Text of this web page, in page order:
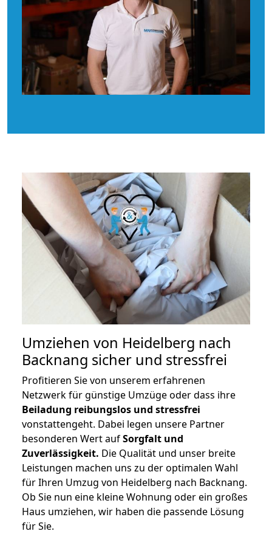
Umziehen von Heidelberg nach
Backnang sicher und stressfrei
Profitieren Sie von unserem erfahrenen
Netzwerk für günstige Umzüge oder dass ihre
Beiladung reibungslos und stressfrei
vonstattengeht. Dabei legen unsere Partner
besonderen Wert aufSorgfalt und
Zuverlässigkeit. Die Qualität und unser breite
Leistungen machen uns zu der optimalen Wahl
für Ihren Umzug von Heidelberg nach Backnang.
Ob Sie nun eine kleine Wohnung oder ein großes
Haus umziehen, wir haben die passende Lösung
für Sie.